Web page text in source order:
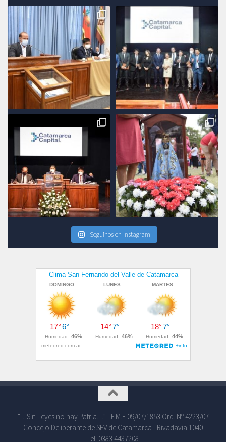
Seguinos en Instagram
“…Sin Leyes no hay Patria…” - F.M.E 09/07/1853 Ord. Nº 4223/07
Concejo Deliberante de SFV de Catamarca - Rivadavia 1040
Tel. 0383 4437208